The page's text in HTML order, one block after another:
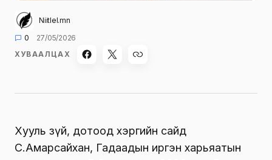
Niitlel.mn
0
27/05/2026
ХУВААЛЦАХ
Хууль зүй, дотоод хэргийн сайд
С.Амарсайхан, Гадаадын иргэн харьяатын